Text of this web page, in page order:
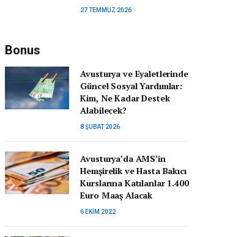
27 TEMMUZ 2026
Bonus
Avusturya ve Eyaletlerinde
Güncel Sosyal Yardımlar:
Kim, Ne Kadar Destek
Alabilecek?
8 ŞUBAT 2026
Avusturya’da AMS’in
Hemşirelik ve Hasta Bakıcı
Kurslarına Katılanlar 1.400
Euro Maaş Alacak
6 EKIM 2022